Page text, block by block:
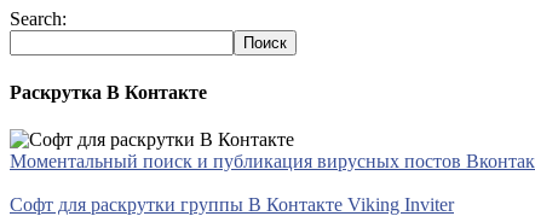
Search:
Раскрутка В Контакте
Моментальный поиск и публикация вирусных постов
Софт для раскрутки группы В Контакте Viking Inviter